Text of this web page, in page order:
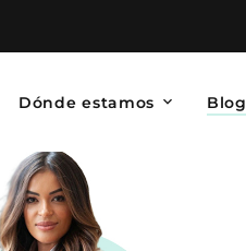
Dónde estamos Blog